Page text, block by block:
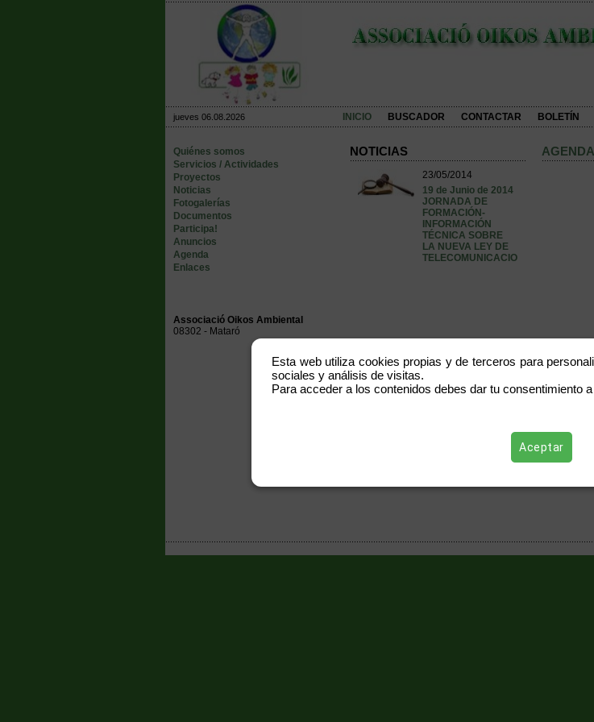
jueves 06.08.2026 INICIO BUSCADOR CONTACTAR BOLETÍN
Quiénes somos
Servicios / Actividades
Proyectos
Noticias
Fotogalerías
Documentos
Participa!
Anuncios
Agenda
Enlaces
Associació Oikos Ambiental
08302 - Mataró
NOTICIAS
23/05/2014
19 de Junio de 2014
JORNADA DE
FORMACIÓN-
INFORMACIÓN
TÉCNICA SOBRE
LA NUEVA LEY DE
TELECOMUNICACIONES
AGENDA
Esta web utiliza cookies propias y de terceros para
sociales y análisis de visitas.
Para acceder a los contenidos debes dar tu consentimiento
Aceptar